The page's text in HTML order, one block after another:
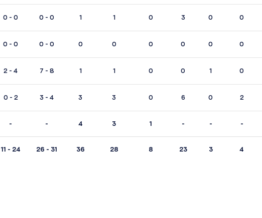
0 - 0 0 - 0 1 1 0 3 0 0
0 - 0 0 - 0 0 0 0 0 0 0
2 - 4 7 - 8 1 1 0 0 1 0
0 - 2 3 - 4 3 3 0 6 0 2
- - 4 3 1 - - -
11 - 24 26 - 31 36 28 8 23 3 4